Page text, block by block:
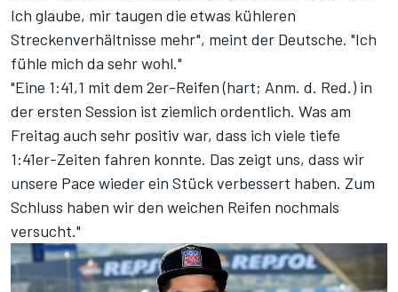
Ich glaube, mir taugen die etwas kühleren
Streckenverhältnisse mehr", meint der Deutsche. "Ich
fühle mich da sehr wohl."
"Eine 1:41,1 mit dem 2er-Reifen (hart; Anm. d. Red.) in
der ersten Session ist ziemlich ordentlich. Was am
Freitag auch sehr positiv war, dass ich viele tiefe
1:41er-Zeiten fahren konnte. Das zeigt uns, dass wir
unsere Pace wieder ein Stück verbessert haben. Zum
Schluss haben wir den weichen Reifen nochmals
versucht."